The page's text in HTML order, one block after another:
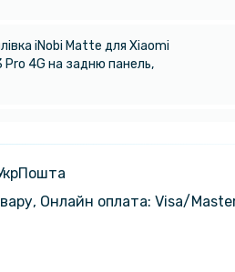
iNobi Matte для Xiaomi
Pro 4G на задню панель,
13 Pro 4G / Poco M6 Pro
Redmi Note 13 Pro 4G на
Transparent
Онлайн оплата: Visa/